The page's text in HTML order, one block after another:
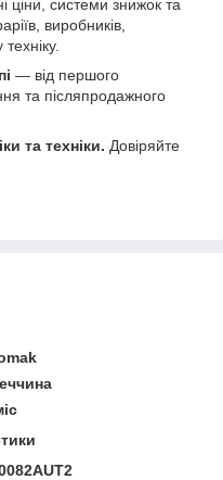
ціни, системи знижок та
виробників,
— від першого
та післяпродажного
та техніки. Довіряйте